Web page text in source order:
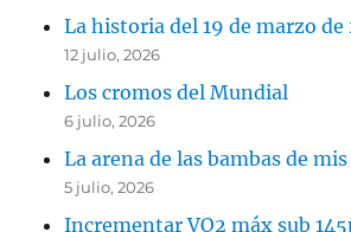
La historia del 19 de marzo de
12 julio, 2026
Los cromos del Mundial
6 julio, 2026
La arena de las bambas de
5 julio, 2026
Incrementar VO2 máx sub